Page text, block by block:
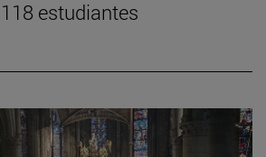
estudiantes